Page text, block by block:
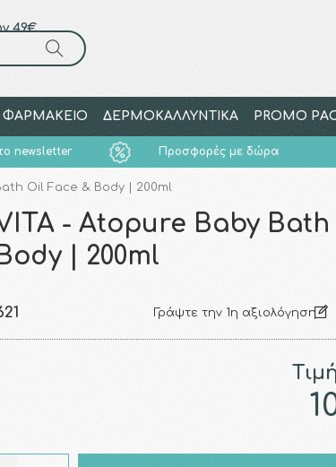
49€
ΦΑΡΜΑΚΕΙΟ ΔΕΡΜΟΚΑΛΛΥΝΤΙΚΑ PROMO
newsletter Προσφορές με δώρα
Oil Face & Body | 200ml
- Atopure Baby
| 200ml
Γράψτε την 1η αξιολόγηση